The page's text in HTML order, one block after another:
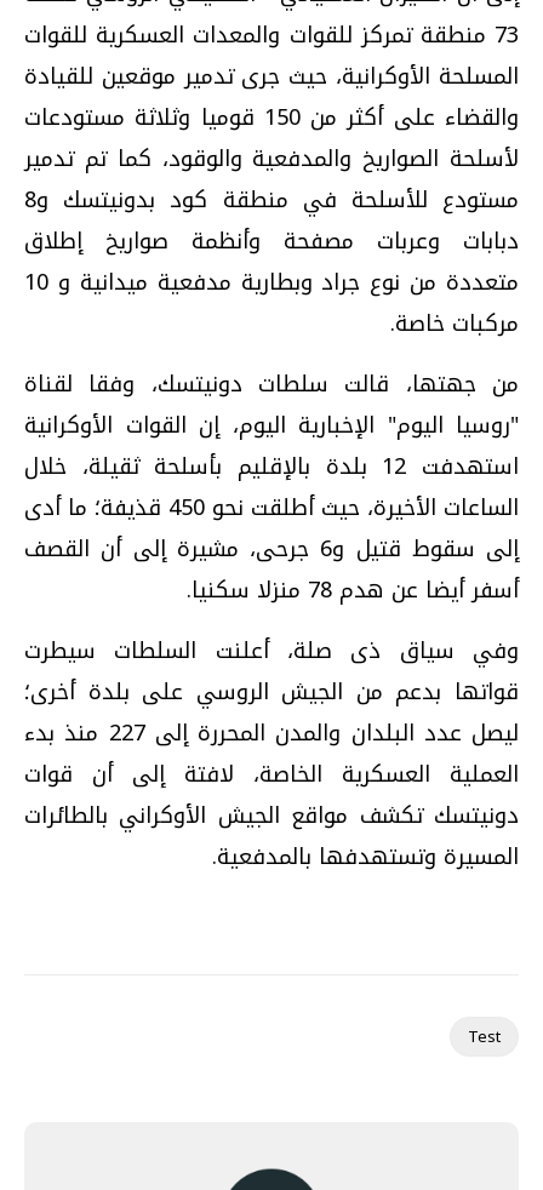
73 منطقة تمركز للقوات والمعدات العسكرية للقوات
المسلحة الأوكرانية، حيث جرى تدمير موقعين للقيادة
والقضاء على أكثر من 150 قوميا وثلاثة مستودعات
لأسلحة الصواريخ والمدفعية والوقود، كما تم تدمير
مستودع للأسلحة في منطقة كود بدونيتسك و8
دبابات وعربات مصفحة وأنظمة صواريخ إطلاق
متعددة من نوع جراد وبطارية مدفعية ميدانية و 10
مركبات خاصة.
من جهتها، قالت سلطات دونيتسك، وفقا لقناة
"روسيا اليوم" الإخبارية اليوم، إن القوات الأوكرانية
استهدفت 12 بلدة بالإقليم بأسلحة ثقيلة، خلال
الساعات الأخيرة، حيث أطلقت نحو 450 قذيفة؛ ما أدى
إلى سقوط قتيل و6 جرحى، مشيرة إلى أن القصف
أسفر أيضا عن هدم 78 منزلا سكنيا.
وفي سياق ذى صلة، أعلنت السلطات سيطرت
قواتها بدعم من الجيش الروسي على بلدة أخرى؛
ليصل عدد البلدان والمدن المحررة إلى 227 منذ بدء
العملية العسكرية الخاصة، لافتة إلى أن قوات
دونيتسك تكشف مواقع الجيش الأوكراني بالطائرات
المسيرة وتستهدفها بالمدفعية.
Test